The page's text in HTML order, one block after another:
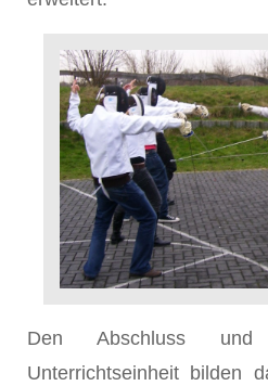
Den Abschluss und
Unterrichtseinheit bilden